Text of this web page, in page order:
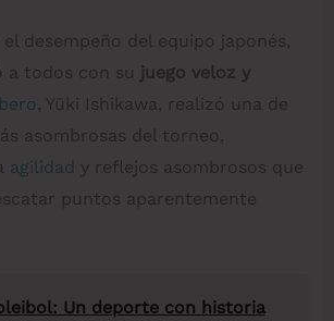
desempeño del equipo japonés,
a todos con su
juego veloz y
, Yūki Ishikawa, realizó una de
asombrosas del torneo,
agilidad y reflejos asombrosos que
puntos aparentemente
Un deporte con historia